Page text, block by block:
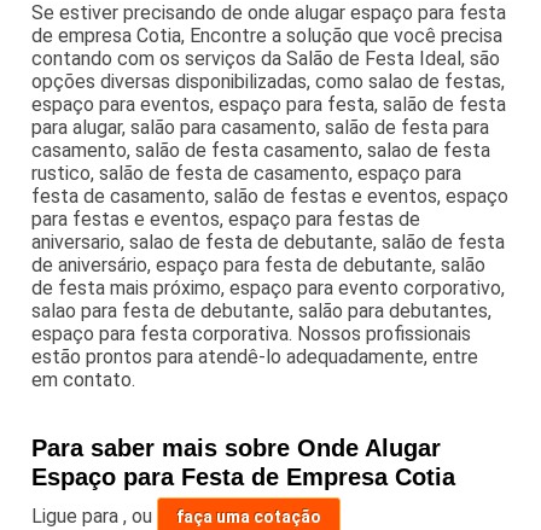
Se estiver precisando de onde alugar espaço para festa
de empresa Cotia, Encontre a solução que você precisa
contando com os serviços da Salão de Festa Ideal, são
opções diversas disponibilizadas, como salao de festas,
espaço para eventos, espaço para festa, salão de festa
para alugar, salão para casamento, salão de festa para
casamento, salão de festa casamento, salao de festa
rustico, salão de festa de casamento, espaço para
festa de casamento, salão de festas e eventos, espaço
para festas e eventos, espaço para festas de
aniversario, salao de festa de debutante, salão de festa
de aniversário, espaço para festa de debutante, salão
de festa mais próximo, espaço para evento corporativo,
salao para festa de debutante, salão para debutantes,
espaço para festa corporativa. Nossos profissionais
estão prontos para atendê-lo adequadamente, entre
em contato.
Para saber mais sobre Onde Alugar
Espaço para Festa de Empresa Cotia
Ligue para,ou faça uma cotação